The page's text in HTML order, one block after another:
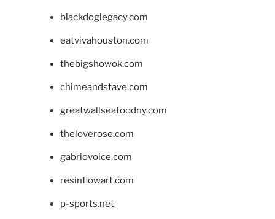
blackdoglegacy.com
eatvivahouston.com
thebigshowok.com
chimeandstave.com
greatwallseafoodny.com
theloverose.com
gabriovoice.com
resinflowart.com
p-sports.net